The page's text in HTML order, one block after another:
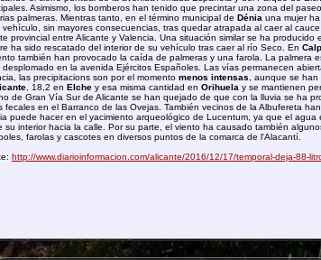
Asimismo, los bomberos han tenido que precintar una zona del
palmeras. Mientras tanto, en el término municipal de Dénia una mujer
vehículo, sin mayores consecuencias, tras quedar atrapada al caer al
provincial entre Alicante y Valencia. Una situación similar se ha producido
ha sido rescatado del interior de su vehículo tras caer al río Seco. En Calp
también han provocado la caída de palmeras y una farola. La palmera
desplomado en la avenida Ejércitos Españoles. Las vías permanecen
las precipitacions son por el momento menos intensas , aunque se
, 18,2 en Elche y esa misma cantidad en Orihuela y se mantienen
de Gran Vía Sur de Alicante se han quejado de que con la lluvia se ha
fecales en el Barranco de las Ovejas. También vecinos de la Albufereta
puede hacer en el yacimiento arqueológico de Lucentum, ya que el agua
su interior hacia la calle. Por su parte, el viento ha causado también
farolas y cascotes en diversos puntos de la comarca de l'Alacantí.
http://www.diarioinformacion.com/alicante/2016/12/17/temporal-deja-88-